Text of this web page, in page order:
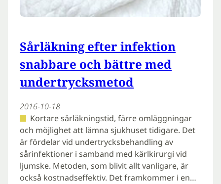
Sårläkning efter infektion
snabbare och bättre med
undertrycksmetod
2016-10-18
Kortare sårläkningstid, färre omläggningar
och möjlighet att lämna sjukhuset tidigare. Det
är fördelar vid undertrycksbehandling av
sårinfektioner i samband med kärlkirurgi vid
ljumske. Metoden, som blivit allt vanligare, är
också kostnadseffektiv. Det framkommer i en…